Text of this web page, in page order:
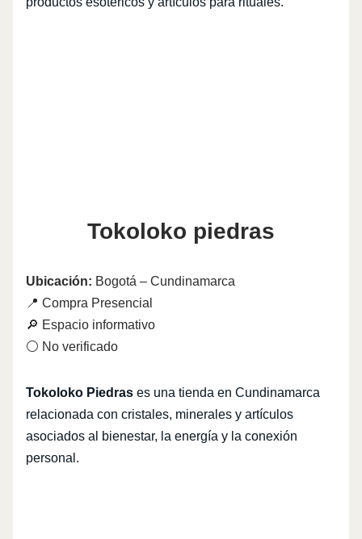
Tokoloko piedras
Ubicación: Bogotá – Cundinamarca
📍 Compra Presencial
🔎 Espacio informativo
⚪ No verificado
Tokoloko Piedras es una tienda en Cundinamarca
relacionada con cristales, minerales y artículos
asociados al bienestar, la energía y la conexión
personal.